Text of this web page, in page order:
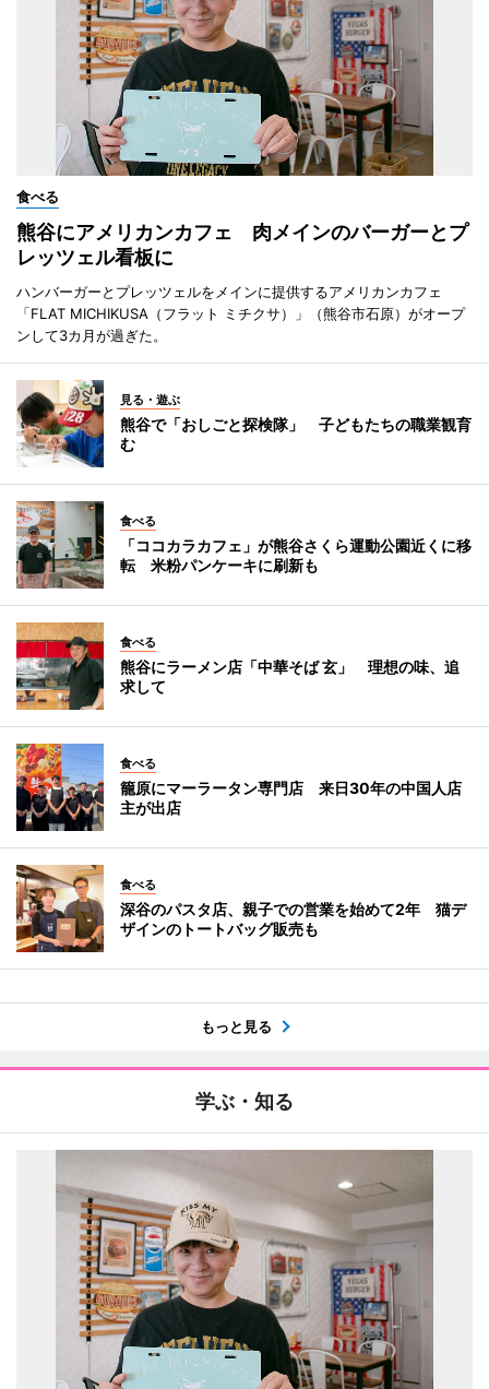
食べる
熊谷にアメリカンカフェ 肉メインのバーガーとプ
レッツェル看板に
ハンバーガーとプレッツェルをメインに提供するアメリカンカフェ
「FLAT MICHIKUSA（フラット ミチクサ）」（熊谷市石原）がオープ
ンして3カ月が過ぎた。
見る・遊ぶ
熊谷で「おしごと探検隊」 子どもたちの職業観育
む
食べる
「ココカラカフェ」が熊谷さくら運動公園近くに移
転 米粉パンケーキに刷新も
食べる
熊谷にラーメン店「中華そば 玄」 理想の味、追
求して
食べる
籠原にマーラータン専門店 来日30年の中国人店
主が出店
食べる
深谷のパスタ店、親子での営業を始めて2年 猫デ
ザインのトートバッグ販売も
もっと見る
学ぶ・知る